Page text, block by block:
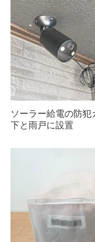
ソーラー給電の防犯
下と雨戸に設置